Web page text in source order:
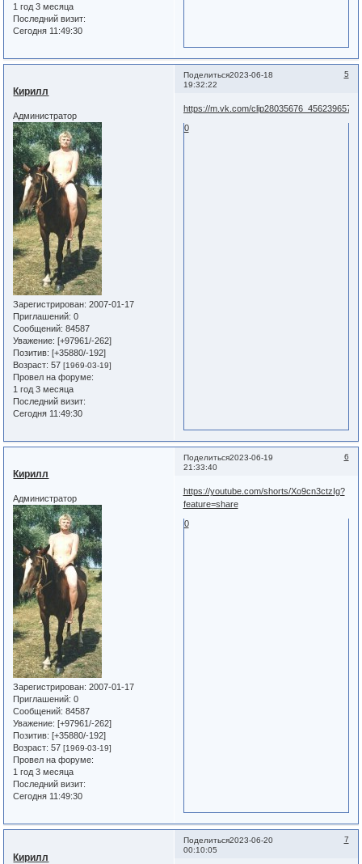
1 год 3 месяца
Последний визит:
Сегодня 11:49:30
Поделиться 5
2023-06-18
19:32:22
Кирилл
Администратор
Зарегистрирован: 2007-01-17
Приглашений: 0
Сообщений: 84587
Уважение: [+97961/-262]
Позитив: [+35880/-192]
Возраст: 57[1969-03-19]
Провел на форуме:
1 год 3 месяца
Последний визит:
Сегодня 11:49:30
https://m.vk.com/clip28035676_456239657
0
Поделиться 6
2023-06-19
21:33:40
Кирилл
Администратор
Зарегистрирован: 2007-01-17
Приглашений: 0
Сообщений: 84587
Уважение: [+97961/-262]
Позитив: [+35880/-192]
Возраст: 57[1969-03-19]
Провел на форуме:
1 год 3 месяца
Последний визит:
Сегодня 11:49:30
https://youtube.com/shorts/Xo9cn3ctzIg?
feature=share
0
Поделиться 7
2023-06-20
00:10:05
Кирилл